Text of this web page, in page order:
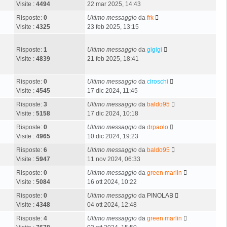
Visite : 4494
22 mar 2025, 14:43
Risposte: 0
Visite : 4325
Ultimo messaggio da frk
23 feb 2025, 13:15
Risposte: 1
Visite : 4839
Ultimo messaggio da gigigi
21 feb 2025, 18:41
Risposte: 0
Visite : 4545
Ultimo messaggio da ciroschi
17 dic 2024, 11:45
Risposte: 3
Visite : 5158
Ultimo messaggio da baldo95
17 dic 2024, 10:18
Risposte: 0
Visite : 4965
Ultimo messaggio da drpaolo
10 dic 2024, 19:23
Risposte: 6
Visite : 5947
Ultimo messaggio da baldo95
11 nov 2024, 06:33
Risposte: 0
Visite : 5084
Ultimo messaggio da green marlin
16 ott 2024, 10:22
Risposte: 0
Visite : 4348
Ultimo messaggio da PINOLAB
04 ott 2024, 12:48
Risposte: 4
Ultimo messaggio da green marlin